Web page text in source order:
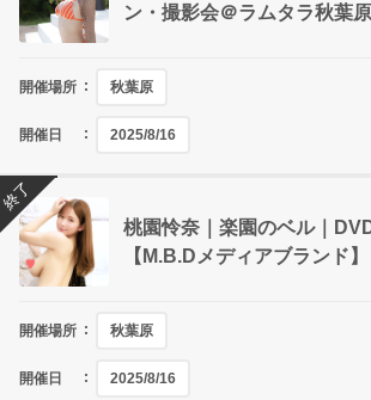
ン・撮影会＠ラムタラ秋葉
開催場所 秋葉原
開催日 2025/8/16
桃園怜奈｜楽園のベル｜
【M.B.Dメディアブランド】
開催場所 秋葉原
開催日 2025/8/16
終了